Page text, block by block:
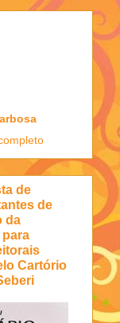
de
de
da
Cartório